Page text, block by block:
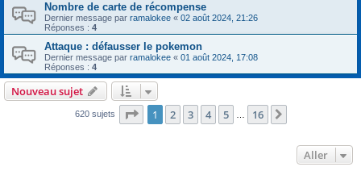
Nombre de carte de récompense
Dernier message par ramalokee « 02 août 2024, 21:26
Réponses : 4
Attaque : défausser le pokemon
Dernier message par ramalokee « 01 août 2024, 17:08
Réponses : 4
Nouveau sujet
620 sujets Page 1sur16
1 2 3 4 5 16
Aller